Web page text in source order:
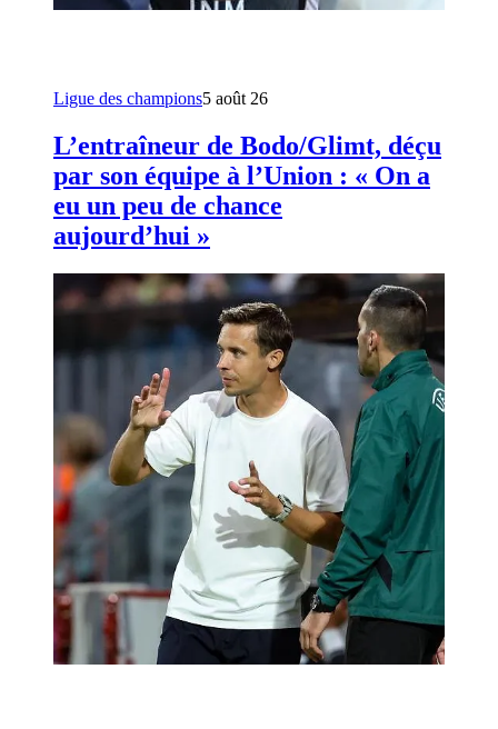
Ligue des champions5 août 26
L’entraîneur de Bodo/Glimt, déçu
par son équipe à l’Union : « On a
eu un peu de chance
aujourd’hui »